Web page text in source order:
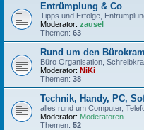
Entrümplung & Co
Tipps und Erfolge,
Moderator: zausel
Themen: 63
Rund um den Bürokram
Büro Organisation,
Moderator: NiKi
Themen: 38
Technik, Handy, PC,
alles rund um Computer,
Moderator: Moderatoren
Themen: 52